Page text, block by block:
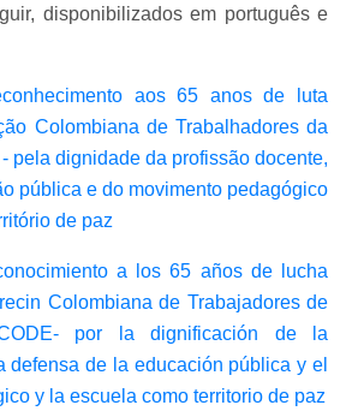
disponibilizados em português e
aos 65 anos de luta
Colombiana de Trabalhadores da
pela dignidade da profissão docente,
pública e do movimento pedagógico
de paz
a los 65 años de lucha
Colombiana de Trabajadores de
por la dignificación de la
defensa de la educación pública y el
y la escuela como territorio de paz